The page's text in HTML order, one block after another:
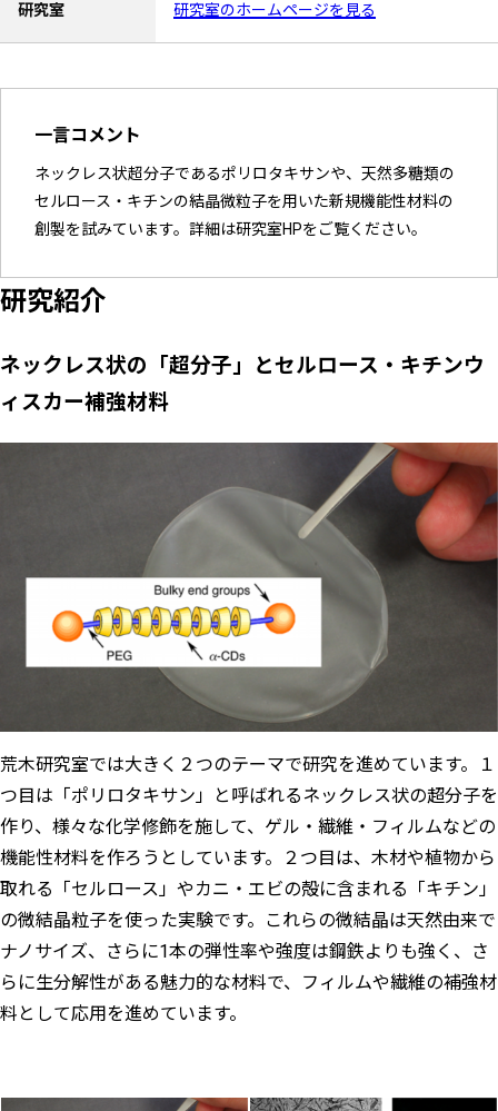
研究室 研究室のホームページを見る
一言コメント
ネックレス状超分子であるポリロタキサンや、天然多糖類の
セルロース・キチンの結晶微粒子を用いた新規機能性材料の
創製を試みています。詳細は研究室HPをご覧ください。
研究紹介
ネックレス状の「超分子」とセルロース・キチンウ
ィスカー補強材料
荒木研究室では大きく２つのテーマで研究を進めています。１
つ目は「ポリロタキサン」と呼ばれるネックレス状の超分子を
作り、様々な化学修飾を施して、ゲル・繊維・フィルムなどの
機能性材料を作ろうとしています。２つ目は、木材や植物から
取れる「セルロース」やカニ・エビの殻に含まれる「キチン」
の微結晶粒子を使った実験です。これらの微結晶は天然由来で
ナノサイズ、さらに1本の弾性率や強度は鋼鉄よりも強く、さ
らに生分解性がある魅力的な材料で、フィルムや繊維の補強材
料として応用を進めています。